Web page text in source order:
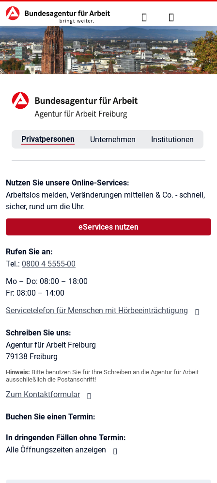
zu den Hauptinhalten springen
Hauptnavigation Suche Anmelden
Agentur für Arbeit Freiburg
Privatpersonen Unternehmen Institutionen
Kontaktinformationen
Nutzen Sie unsere Online-Services:
Arbeitslos melden, Veränderungen mitteilen & Co. - schnell,
sicher, rund um die Uhr.
eServices nutzen
Rufen Sie an:
Tel.: 0800 4 5555-00
Mo – Do: 08:00 – 18:00
Fr: 08:00 – 14:00
Servicetelefon für Menschen mit Hörbeeinträchtigung
Schreiben Sie uns:
Agentur für Arbeit Freiburg
79138 Freiburg
Hinweis: Bitte benutzen Sie für Ihre Schreiben an die Agentur für Arbeit
ausschließlich die Postanschrift!
Zum Kontaktformular
Buchen Sie einen Termin:
In dringenden Fällen ohne Termin:
Alle Öffnungszeiten anzeigen